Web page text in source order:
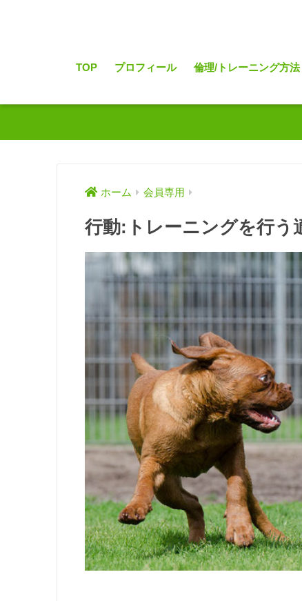
TOP プロフィール 倫理/トレーニング方法
ホーム 会員専用
行動:トレーニングを行う